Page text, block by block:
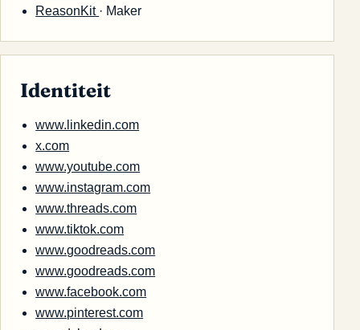
ReasonKit · Maker
Identiteit
www.linkedin.com
x.com
www.youtube.com
www.instagram.com
www.threads.com
www.tiktok.com
www.goodreads.com
www.goodreads.com
www.facebook.com
www.pinterest.com